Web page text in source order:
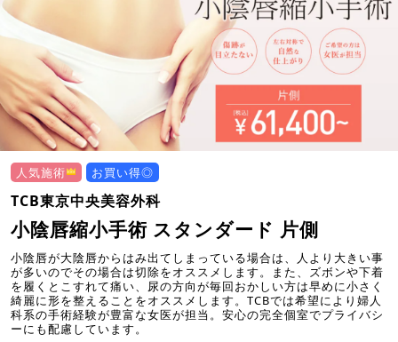
人気施術 お買い得◎
TCB東京中央美容外科
小陰唇縮小手術 スタンダード 片側
小陰唇が大陰唇からはみ出てしまっている場合は、人より大きい事
が多いのでその場合は切除をオススメします。また、ズボンや下着
を履くとこすれて痛い、尿の方向が毎回おかしい方は早めに小さく
綺麗に形を整えることをオススメします。TCBでは希望により婦人
科系の手術経験が豊富な女医が担当。安心の完全個室でプライバシ
ーにも配慮しています。